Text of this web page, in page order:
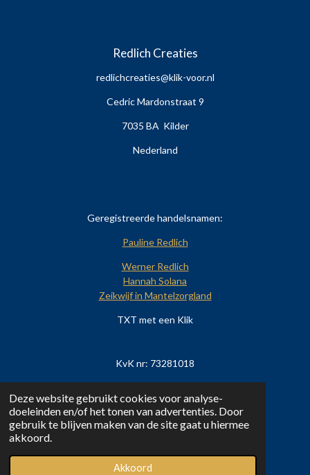
Deze website gebruikt cookies voor analyse-
doeleinden en/of het tonen van advertenties. Door
gebruik te blijven maken van de site gaat u hiermee
akkoord.
Akkoord
Redlich Creaties
redlichcreaties@klik-voor.nl
Cedric Mardonstraat 9
7035 BA Kilder
Nederland
Geregistreerde handelsnamen:
Pauline Redlich
Werner Redlich
Hannah Solana
Zeikwijf in Mantelzorgland
TXT met een Klik
KvK nr: 73281018
KNAB Bank: NL77 KNAB 0258 5081 75
© 2020 - 2025